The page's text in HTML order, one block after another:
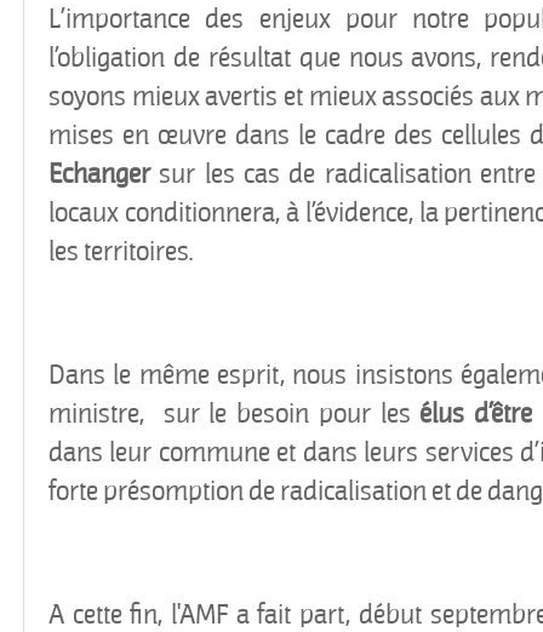
L’importance des enjeux pour notre
l’obligation de résultat que nous avons,
soyons mieux avertis et mieux associés aux
mises en œuvre dans le cadre des cellules
Echangersur les cas de radicalisation entre
locaux conditionnera, à l’évidence, la
les territoires.
Dans le même esprit, nous insistons
ministre, sur le besoin pour les élus
dans leur commune et dans leurs services
forte présomption de radicalisation et de
A cette fin, l'AMF a fait part, début